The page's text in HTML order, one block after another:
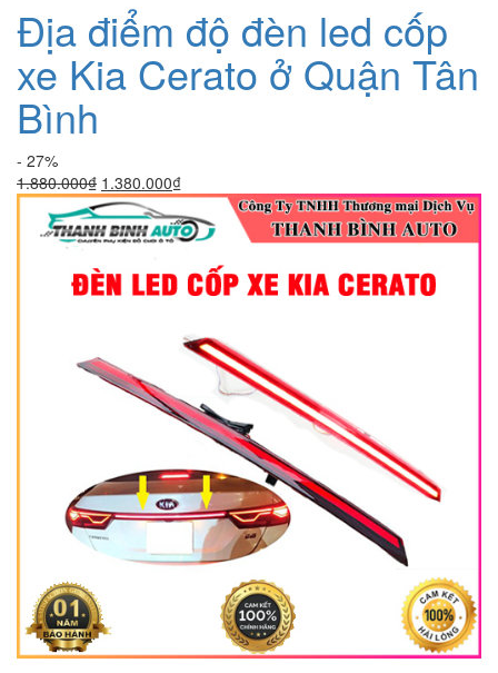
Địa điểm độ đèn led cốp
xe Kia Cerato ở Quận Tân
Bình
- 27%
1.880.000₫ Giá
gốc
là:
1.880.000₫.
1.380.000₫Giá
hiện
tại
là:
1.380.000₫.